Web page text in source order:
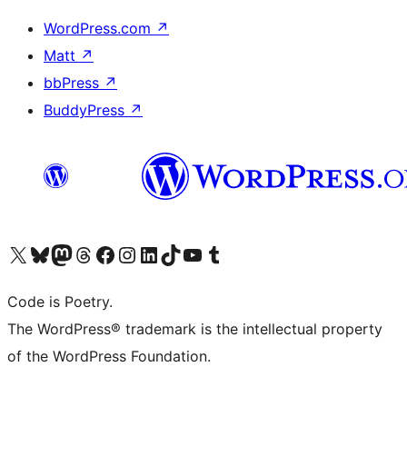
WordPress.com ↗
Matt ↗
bbPress ↗
BuddyPress ↗
Visita il nostro account X (ex Twitter)
Visita il nostro account Bluesky
Visita il nostro account Mastodon
Visita il nostro account Threads
Visita la nostra pagina Facebook
Visita il nostro account Instagram
Visita il nostro account LinkedIn
Visita il nostro account TikTok
Visita il nostro canale YouTube
Visita il nostro account Tumblr
Code is Poetry.
The WordPress® trademark is the intellectual property
of the WordPress Foundation.